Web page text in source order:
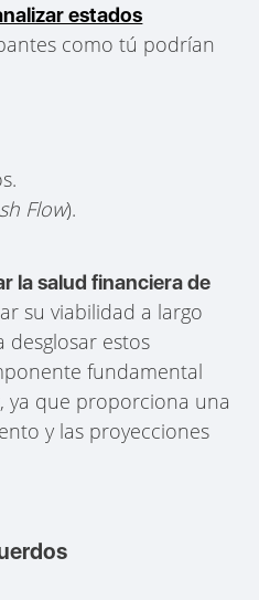
estados
como tú podrían
Flow).
la salud financiera de
su viabilidad a largo
desglosar estos
fundamental
ya que proporciona una
y las proyecciones